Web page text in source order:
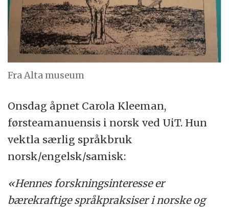
Fra Alta museum
Onsdag åpnet Carola Kleeman,
førsteamanuensis i norsk ved UiT. Hun
vektla særlig språkbruk
norsk/engelsk/samisk:
«Hennes forskningsinteresse er
bærekraftige språkpraksiser i norske og